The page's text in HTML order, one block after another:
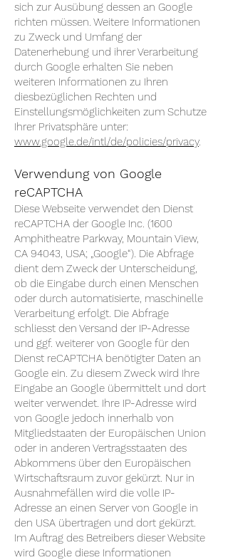
sich zur Ausübung dessen an Google
richten müssen. Weitere Informationen
zu Zweck und Umfang der
Datenerhebung und ihrer Verarbeitung
durch Google erhalten Sie neben
weiteren Informationen zu Ihren
diesbezüglichen Rechten und
Einstellungsmöglichkeiten zum Schutze
Ihrer Privatsphäre unter:
www.google.de/intl/de/policies/privacy.
Verwendung von Google
reCAPTCHA
Diese Webseite verwendet den Dienst
reCAPTCHA der Google Inc. (1600
Amphitheatre Parkway, Mountain View,
CA 94043, USA; „Google“). Die Abfrage
dient dem Zweck der Unterscheidung,
ob die Eingabe durch einen Menschen
oder durch automatisierte, maschinelle
Verarbeitung erfolgt. Die Abfrage
schliesst den Versand der IP-Adresse
und ggf. weiterer von Google für den
Dienst reCAPTCHA benötigter Daten an
Google ein. Zu diesem Zweck wird Ihre
Eingabe an Google übermittelt und dort
weiter verwendet. Ihre IP-Adresse wird
von Google jedoch innerhalb von
Mitgliedstaaten der Europäischen Union
oder in anderen Vertragsstaaten des
Abkommens über den Europäischen
Wirtschaftsraum zuvor gekürzt. Nur in
Ausnahmefällen wird die volle IP-
Adresse an einen Server von Google in
den USA übertragen und dort gekürzt.
Im Auftrag des Betreibers dieser Website
wird Google diese Informationen